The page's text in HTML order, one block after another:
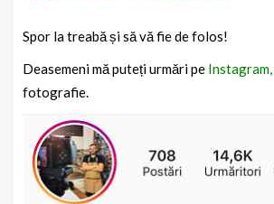
Spor la treabă și să vă fie de folos!
Deasemeni mă puteți urmări pe Instagram,
fotografie.